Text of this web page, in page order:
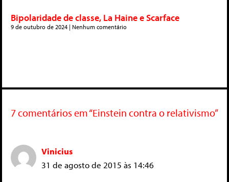
Bipolaridade de classe, La Haine e Scarface
9 de outubro de 2024 Nenhum comentário
7 comentários em “Einstein contra o relativismo”
Vinicius
31 de agosto de 2015 às 14:46